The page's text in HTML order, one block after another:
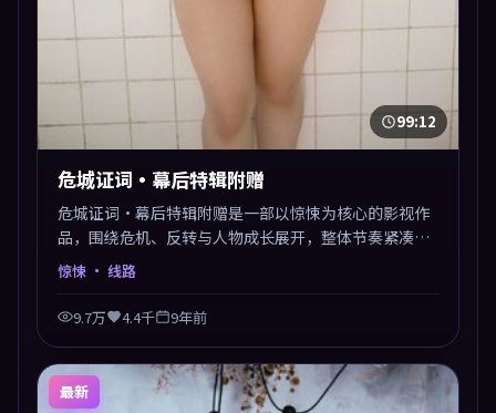
99:12
危城证词·幕后特辑附赠
危城证词·幕后特辑附赠是一部以惊悚为核心的影视作
品，围绕危机、反转与人物成长展开，整体节奏紧凑，
值得推荐观看。
惊悚 · 线路
9.7万 4.4千 9年前
最新